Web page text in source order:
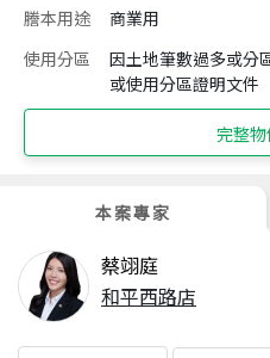
謄本用途
商業用
使用分區
因土地筆數過多或分
或使用分區證明文件
完整
本案專家
蔡翊庭
和平西路店